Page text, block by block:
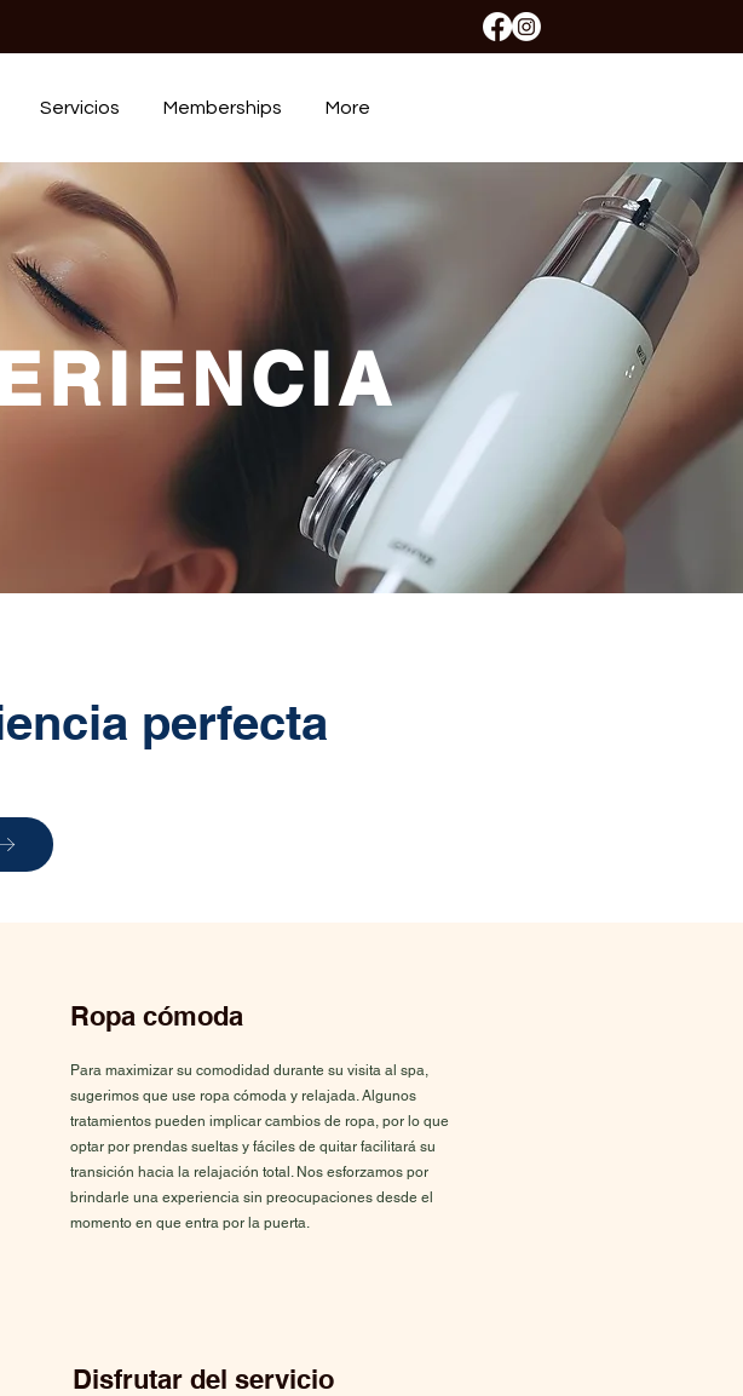
Servicios Memberships More
perfecta
Ropa cómoda
Para maximizar su comodidad durante su visita al spa,
sugerimos que use ropa cómoda y relajada. Algunos
tratamientos pueden implicar cambios de ropa, por lo que
optar por prendas sueltas y fáciles de quitar facilitará su
transición hacia la relajación total. Nos esforzamos por
brindarle una experiencia sin preocupaciones desde el
momento en que entra por la puerta.
Disfrutar del servicio